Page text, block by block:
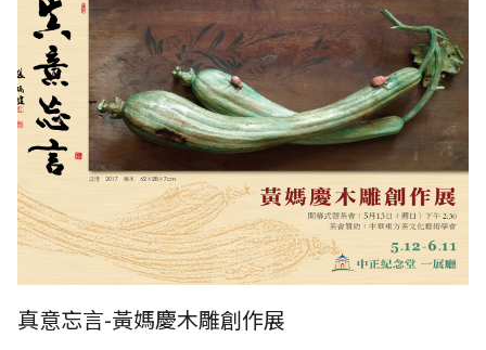
真意忘言-黃媽慶木雕創作展